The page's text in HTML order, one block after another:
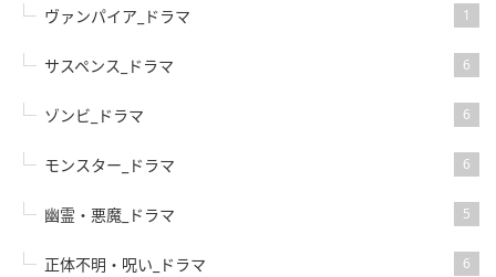
ヴァンパイア_ドラマ 1
サスペンス_ドラマ 6
ゾンビ_ドラマ 6
モンスター_ドラマ 6
幽霊・悪魔_ドラマ 5
正体不明・呪い_ドラマ 6